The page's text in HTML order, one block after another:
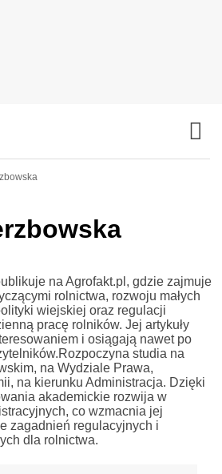
na Agrofakt.pl, gdzie zajmuje
rolnictwa, rozwoju małych
wiejskiej oraz regulacji
pracę rolników. Jej artykuły
i osiągają nawet po
studia na
na Wydziale Prawa,
na kierunku Administracja. Dzięki
akademickie rozwija w
co wzmacnia jej
zagadnień regulacyjnych i
dla rolnictwa.